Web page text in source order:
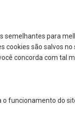
semelhantes para
cookies são salvos
concorda com tal
funcionamento do